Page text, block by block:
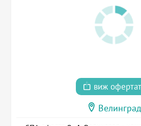
виж
Велинград